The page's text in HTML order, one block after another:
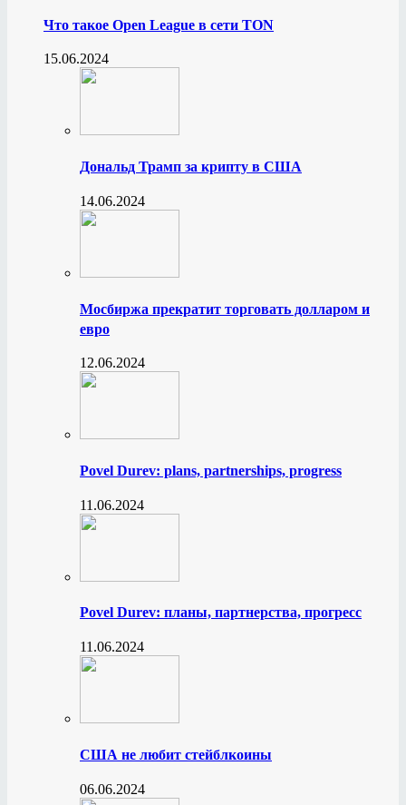
Что такое Open League в сети TON
15.06.2024
Дональд Трамп за крипту в США
14.06.2024
Мосбиржа прекратит торговать долларом и
евро
12.06.2024
Povel Durev: plans, partnerships, progress
11.06.2024
Povel Durev: планы, партнерства, прогресс
11.06.2024
США не любит стейблкоины
06.06.2024